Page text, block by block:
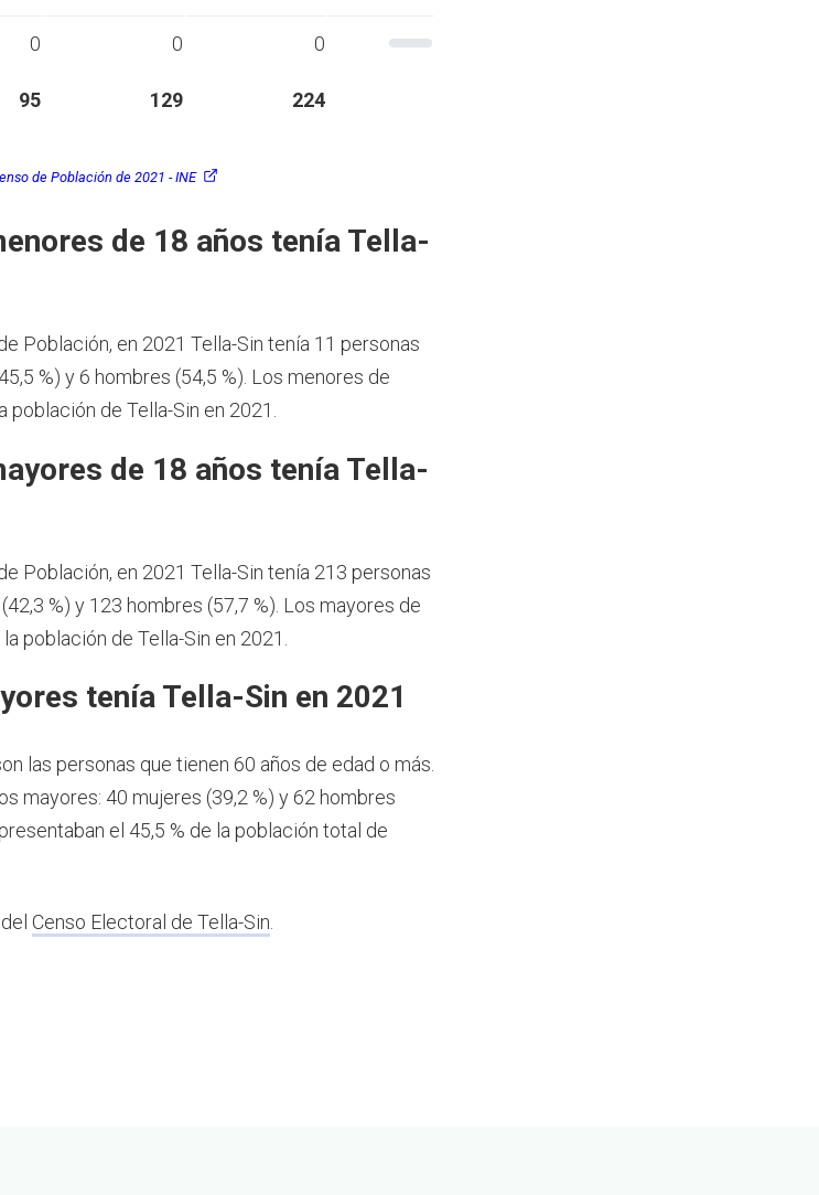
0 0 0
95 129 224
de Población de 2021 - INE
de 18 años tenía Tella-
Población, en 2021 Tella-Sin tenía 11 personas
%) y 6 hombres (54,5 %). Los menores de
población de Tella-Sin en 2021.
de 18 años tenía Tella-
Población, en 2021 Tella-Sin tenía 213 personas
%) y 123 hombres (57,7 %). Los mayores de
población de Tella-Sin en 2021.
tenía Tella-Sin en 2021
las personas que tienen 60 años de edad o más.
mayores: 40 mujeres (39,2 %) y 62 hombres
el 45,5 % de la población total de
Censo Electoral de Tella-Sin